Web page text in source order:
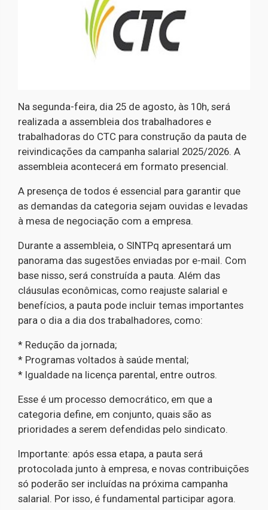
Na segunda-feira, dia 25 de agosto, às 10h, será
realizada a assembleia dos trabalhadores e
trabalhadoras do CTC para construção da pauta de
reivindicações da campanha salarial 2025/2026. A
assembleia acontecerá em formato presencial.
A presença de todos é essencial para garantir que
as demandas da categoria sejam ouvidas e levadas
à mesa de negociação com a empresa.
Durante a assembleia, o SINTPq apresentará um
panorama das sugestões enviadas por e-mail. Com
base nisso, será construída a pauta. Além das
cláusulas econômicas, como reajuste salarial e
benefícios, a pauta pode incluir temas importantes
para o dia a dia dos trabalhadores, como:
* Redução da jornada;
* Programas voltados à saúde mental;
* Igualdade na licença parental, entre outros.
Esse é um processo democrático, em que a
categoria define, em conjunto, quais são as
prioridades a serem defendidas pelo sindicato.
Importante: após essa etapa, a pauta será
protocolada junto à empresa, e novas contribuições
só poderão ser incluídas na próxima campanha
salarial. Por isso, é fundamental participar agora.